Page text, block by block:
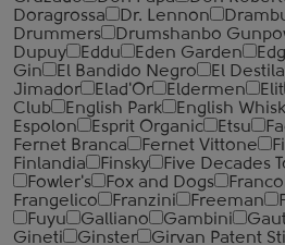
Doragrossa
Dr. Lennon
Drummers
Drumshanbo
Dupuy
Eddu Eden Garden
Gin
El Bandido Negro El
Jimador
Elad'Or Eldermen Elit
Club
English Park English
Espolon
Esprit Organic Etsu
Fernet Branca
Fernet Vittone
Finlandia
Finsky Five Decades
Fowler's
Fox and Dogs
Frangelico
Franzini Freeman
Fuyu
Galliano Gambini
Gineti
Ginster Girvan Patent